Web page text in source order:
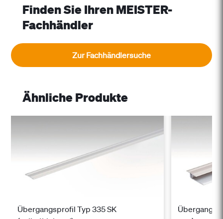
Finden Sie Ihren MEISTER-
Fachhändler
Zur Fachhändlersuche
Ähnliche Produkte
Übergangsprofil Typ 335 SK